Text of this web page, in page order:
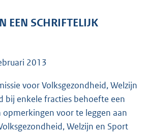
e
b
EEN SCHRIFTELIJK
2013
voor Volksgezondheid, Welzijn
bij enkele fracties behoefte een
opmerkingen voor te leggen aan
Welzijn en Sport